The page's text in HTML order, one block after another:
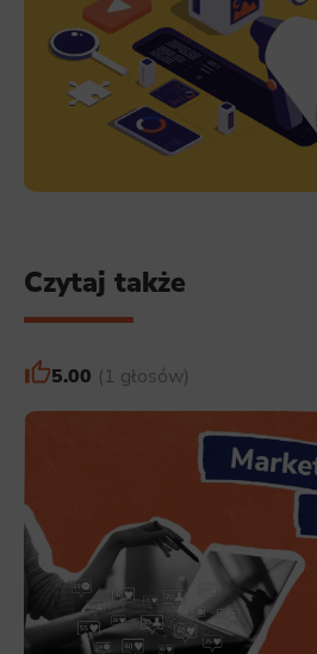
Czytaj także
5.00 1 głosów